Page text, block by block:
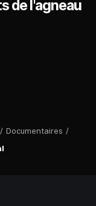
/ Documentaires /
de l'agneau